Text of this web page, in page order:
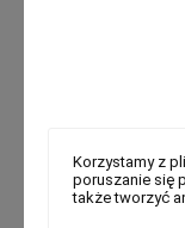
Korzystamy z
poruszanie się
także tworzyć